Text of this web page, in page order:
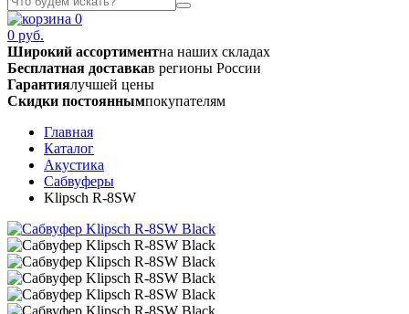
0
0 руб.
Широкий ассортиментна наших складах
Бесплатная доставкав регионы России
Гарантиялучшей цены
Скидки постояннымпокупателям
Главная
Каталог
Акустика
Сабвуферы
Klipsch R-8SW